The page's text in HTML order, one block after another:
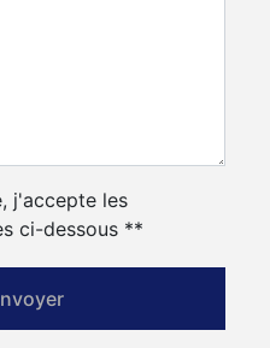
j'accepte les
ci-dessous **